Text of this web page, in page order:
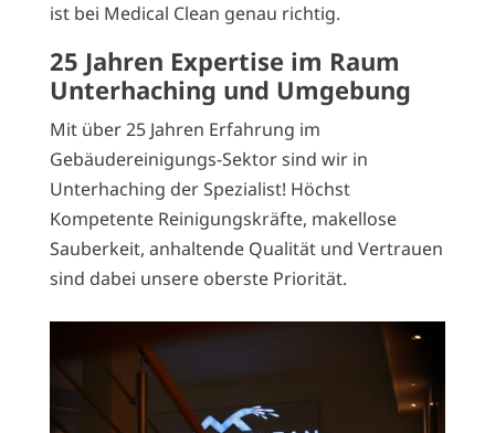
ist bei Medical Clean genau richtig.
25 Jahren Expertise im Raum
Unterhaching und Umgebung
Mit über 25 Jahren Erfahrung im
Gebäudereinigungs-Sektorsind wir in
Unterhaching der Spezialist! Höchst
Kompetente Reinigungskräfte, makellose
Sauberkeit, anhaltende Qualität und Vertrauen
sind dabei unsere oberste Priorität.